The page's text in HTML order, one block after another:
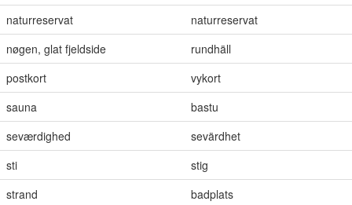
naturreservat
naturreservat
nøgen, glat fjeldside
rundhäll
postkort
vykort
sauna
bastu
seværdighed
sevärdhet
sti
stig
strand
badplats